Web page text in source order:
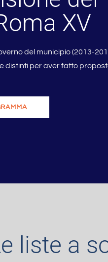
XV
del municipio (2013-
distinti per aver fatto
liste a